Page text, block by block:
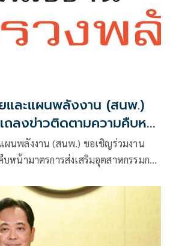
และแผนพลังงาน (สนพ.)
ลงข่าวติดตามความคืบหน้า
อุตสาหกรรมการผลิตยาน
ผนพลังงาน (สนพ.) ขอเชิญร่วมงาน
หน้ามาตรการส่งเสริมอุตสาหกรรมการ